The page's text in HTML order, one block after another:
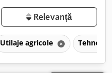
Relevanță
Utilaje agricole